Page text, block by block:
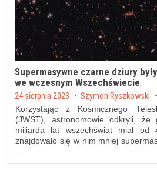
Supermasywne czarne dziury
we wczesnym Wszechświecie
Posted on
24 sierpnia 2023 bySzymon Ryszkowski
Korzystając z Kosmicznego
(JWST), astronomowie odkryli,
miliarda lat wszechświat miał
znajdowało się w nim mniej